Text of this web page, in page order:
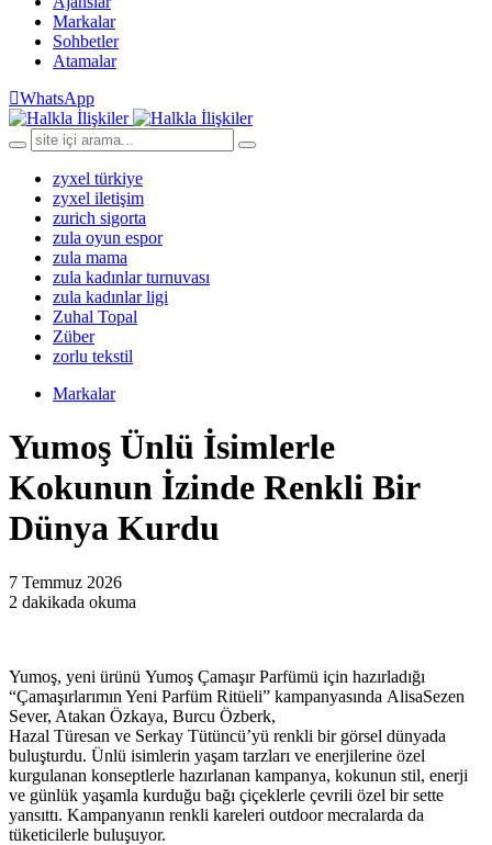
Markalar
Sohbetler
Atamalar
WhatsApp
zyxel türkiye
zyxel iletişim
zurich sigorta
zula oyun espor
zula mama
zula kadınlar turnuvası
zula kadınlar ligi
Zuhal Topal
Züber
zorlu tekstil
Markalar
Yumoş Ünlü İsimlerle
Kokunun İzinde Renkli Bir
Dünya Kurdu
7 Temmuz 2026
2 dakikada okuma
Yumoş, yeni ürünü Yumoş Çamaşır Parfümü için hazırladığı
“Çamaşırlarımın Yeni Parfüm Ritüeli” kampanyasında AlisaSezen
Sever, Atakan Özkaya, Burcu Özberk,
Hazal Türesan ve Serkay Tütüncü’yü renkli bir görsel dünyada
buluşturdu. Ünlü isimlerin yaşam tarzları ve enerjilerine özel
kurgulanan konseptlerle hazırlanan kampanya, kokunun stil, enerji
ve günlük yaşamla kurduğu bağı çiçeklerle çevrili özel bir sette
yansıttı. Kampanyanın renkli kareleri outdoor mecralarda da
tüketicilerle buluşuyor.